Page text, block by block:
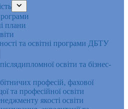
плани
та освітні програми ДБТУ
освіти та бізнес-
професій, фахової
та професійної освіти
якості освіти